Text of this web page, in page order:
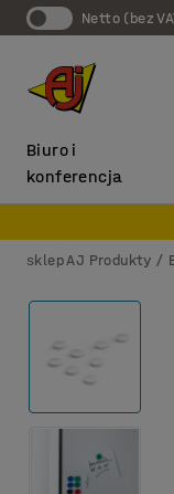
Netto (bez
Biuro i
konferencja
sklep AJ Produkty